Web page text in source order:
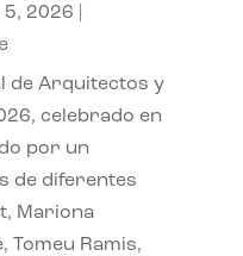
5, 2026
de Arquitectos y
celebrado en
por un
de diferentes
Mariona
Tomeu Ramis,